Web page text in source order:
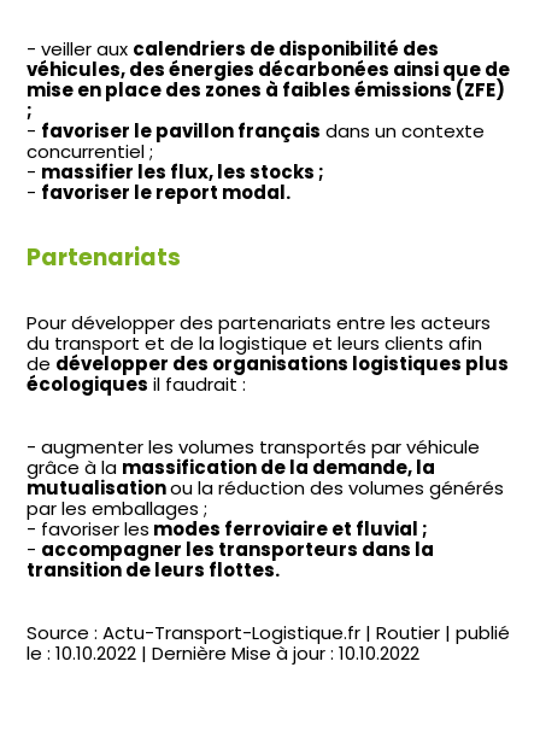
veiller aux calendriers de disponibilité des
véhicules, des énergies décarbonées ainsi que de
mise en place des zones à faibles émissions (ZFE)
;
favoriser le pavillon français dans un contexte
concurrentiel ;
massifier les flux, les stocks ;
favoriser le report modal.
Partenariats
Pour développer des partenariats entre les acteurs
du transport et de la logistique et leurs clients afin
de développer des organisations logistiques plus
écologiques il faudrait :
augmenter les volumes transportés par véhicule
grâce à la massification de la demande, la
mutualisationou la réduction des volumes générés
par les emballages ;
favoriser les modes ferroviaire et fluvial ;
accompagner les transporteurs dans la
transition de leurs flottes.
Source : Actu-Transport-Logistique.fr | Routier | publié
le : 10.10.2022 | Dernière Mise à jour : 10.10.2022